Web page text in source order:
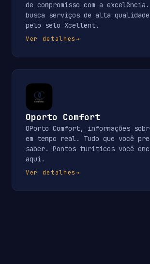
de compromisso com a
busca serviços de alta
pelo selo Xcellent.
Ver detalhes→
Oporto Comfort
OPorto Comfort, informações
em tempo real. Tudo que você
saber. Pontos turiticos você
aqui.
Ver detalhes→